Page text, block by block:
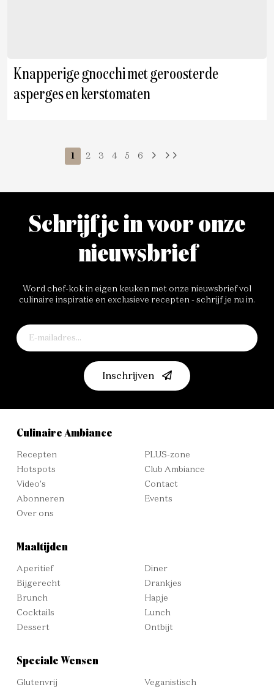
Knapperige gnocchi met geroosterde
asperges en kerstomaten
1 2 3 4 5 6
Schrijf je in voor onze
nieuwsbrief
Word chef-kok in eigen keuken met onze nieuwsbrief vol
culinaire inspiratie en exclusieve recepten - schrijf je nu in.
Inschrijven
Culinaire Ambiance
Recepten
Hotspots
Video's
Abonneren
Over ons
PLUS-zone
Club Ambiance
Contact
Events
Maaltijden
Aperitief
Bijgerecht
Brunch
Cocktails
Dessert
Diner
Drankjes
Hapje
Lunch
Ontbijt
Speciale Wensen
Glutenvrij
Veganistisch